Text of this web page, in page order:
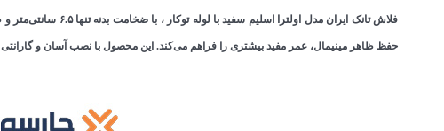
حفظ ظاهر مینیمال، عمر مفید بیشتری را فراهم می‌کند. این محصول با نصب آسان و گارانتی ۱۰ ساله عرضه می‌شود.